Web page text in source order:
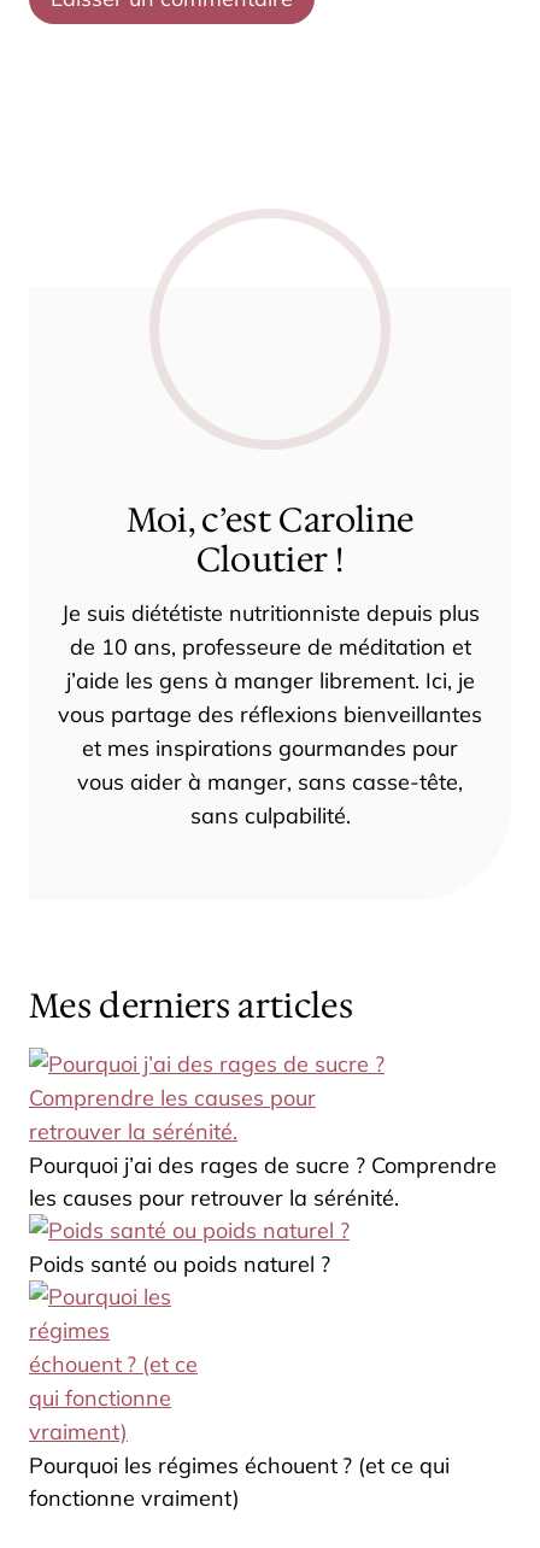
Moi, c’est Caroline
Cloutier !
Je suis diététiste nutritionniste depuis plus
de 10 ans, professeure de méditation et
j’aide les gens à manger librement. Ici, je
vous partage des réflexions bienveillantes
et mes inspirations gourmandes pour
vous aider à manger, sans casse-tête,
sans culpabilité.
Mes derniers articles
Pourquoi j’ai des rages de sucre ? Comprendre
les causes pour retrouver la sérénité.
Poids santé ou poids naturel ?
Pourquoi les régimes échouent ? (et ce qui
fonctionne vraiment)